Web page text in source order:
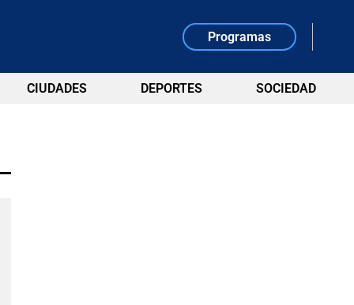
Programas
CIUDADES DEPORTES SOCIEDAD